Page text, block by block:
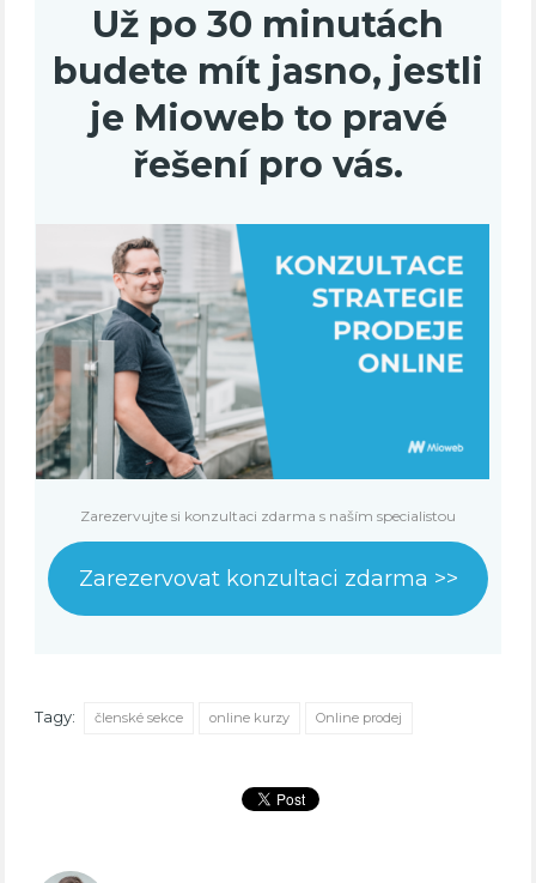
Už po 30 minutách
budete mít jasno, jestli
je Mioweb to pravé
řešení pro vás.
Zarezervujte si konzultaci zdarma s naším specialistou
Zarezervovat konzultaci zdarma >>
Tagy: členské sekce online kurzy Online prodej